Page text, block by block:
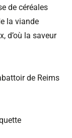
de céréales
la viande
d’où la saveur
de Reims